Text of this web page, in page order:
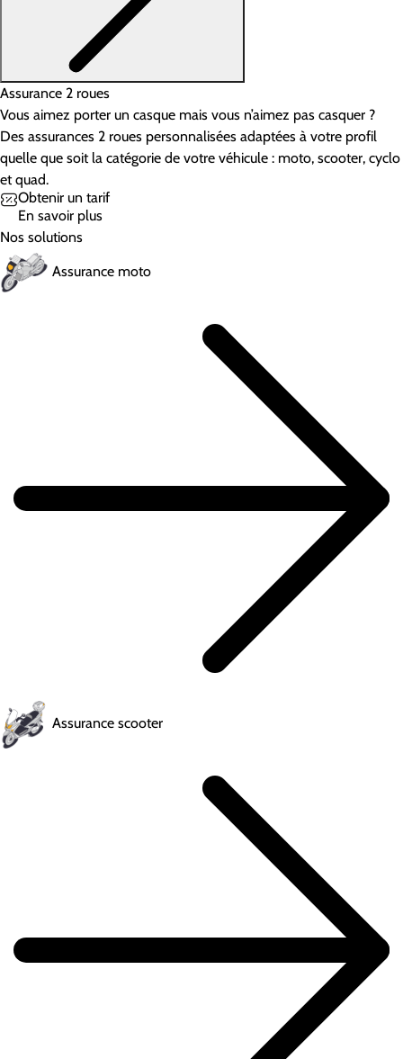
Assurance 2 roues
Vous aimez porter un casque mais vous n’aimez pas casquer ?
Des assurances 2 roues personnalisées adaptées à votre profil
quelle que soit la catégorie de votre véhicule : moto, scooter, cyclo
et quad.
Obtenir un tarif
En savoir plus
Nos solutions
Assurance moto
Assurance scooter